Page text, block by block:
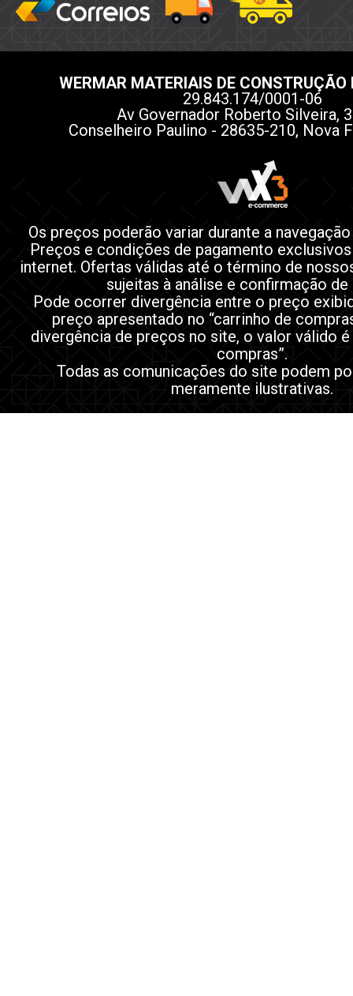
WERMAR MATERIAIS DE CONSTRUÇÃO
29.843.174/0001-06
Av Governador Roberto Silveira,
Conselheiro Paulino - 28635-210, Nova
Os preços poderão variar durante a
Preços e condições de pagamento
internet. Ofertas válidas até o término de
sujeitas à análise e confirmação de
Pode ocorrer divergência entre o preço
preço apresentado no “carrinho de
divergência de preços no site, o valor válido é
compras”.
Todas as comunicações do site podem
meramente ilustrativas.